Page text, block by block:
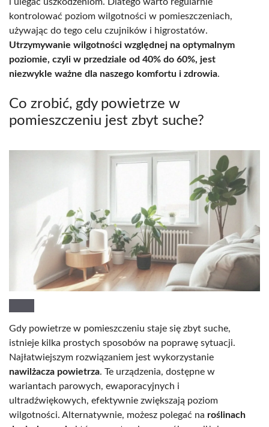
kontrolować poziom wilgotności w pomieszczeniach,
używając do tego celu czujników i higrostatów.
Utrzymywanie wilgotności względnej na optymalnym
poziomie, czyli w przedziale od 40% do 60%, jest
niezwykle ważne dla naszego komfortu i zdrowia.
Co zrobić, gdy powietrze w
pomieszczeniu jest zbyt suche?
Gdy powietrze w pomieszczeniu staje się zbyt suche,
istnieje kilka prostych sposobów na poprawę sytuacji.
Najłatwiejszym rozwiązaniem jest wykorzystanie
nawilżacza powietrza. Te urządzenia, dostępne w
wariantach parowych, ewaporacyjnych i
ultradźwiękowych, efektywnie zwiększają poziom
wilgotności. Alternatywnie, możesz polegać na roślinach